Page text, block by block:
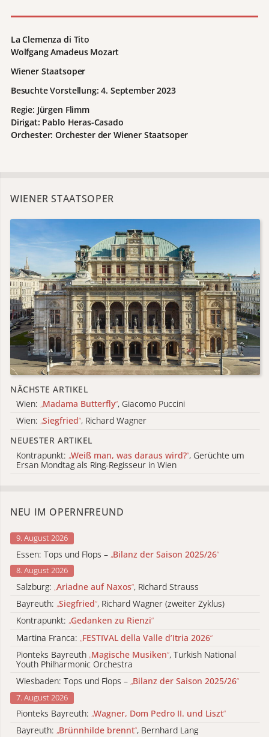
La Clemenza di Tito
Wolfgang Amadeus Mozart
Wiener Staatsoper
Besuchte Vorstellung: 4. September 2023
Regie: Jürgen Flimm
Dirigat: Pablo Heras-Casado
Orchester: Orchester der Wiener Staatsoper
WIENER STAATSOPER
NÄCHSTE ARTIKEL
Wien: „Madama Butterfly“, Giacomo Puccini
Wien: „Siegfried“, Richard Wagner
NEUESTER ARTIKEL
Kontrapunkt: „Weiß man, was daraus wird?“, Gerüchte um
Ersan Mondtag als Ring-Regisseur in Wien
NEU IM OPERNFREUND
9. August 2026
Essen: Tops und Flops – „Bilanz der Saison 2025/26“
8. August 2026
Salzburg: „Ariadne auf Naxos“, Richard Strauss
Bayreuth: „Siegfried“, Richard Wagner (zweiter Zyklus)
Kontrapunkt: „Gedanken zu Rienzi“
Martina Franca: „FESTIVAL della Valle d’Itria 2026“
Pionteks Bayreuth „Magische Musiken“, Turkish National
Youth Philharmonic Orchestra
Wiesbaden: Tops und Flops – „Bilanz der Saison 2025/26“
7. August 2026
Pionteks Bayreuth: „Wagner, Dom Pedro II. und Liszt“
Bayreuth: „Brünnhilde brennt“, Bernhard Lang